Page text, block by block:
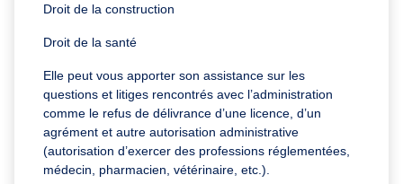
Droit de la construction
Droit de la santé
Elle peut vous apporter son assistance sur les
questions et litiges rencontrés avec l’administration
comme le refus de délivrance d’une licence, d’un
agrément et autre autorisation administrative
(autorisation d’exercer des professions réglementées,
médecin, pharmacien, vétérinaire, etc.).